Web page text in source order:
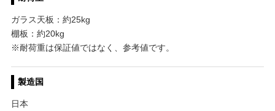
ガラス天板：約25kg
棚板：約20kg
※耐荷重は保証値ではなく、参考値です。
製造国
日本